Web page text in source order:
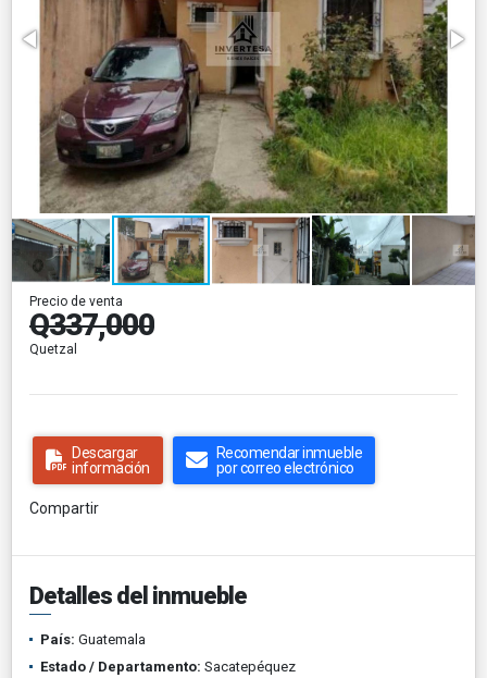
Precio de venta
Q337,000
Quetzal
Descargar
información
Recomendar inmueble
por correo electrónico
Compartir
Detalles del inmueble
País: Guatemala
Estado / Departamento: Sacatepéquez